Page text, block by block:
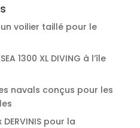
un voilier taillé pour le
1300 XL DIVING à l’île
navals conçus pour les
pour la